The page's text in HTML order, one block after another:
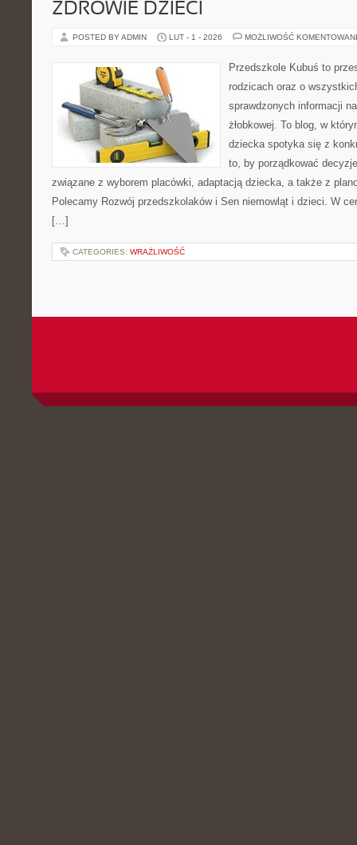
ZDROWIE DZIECI
POSTED BY ADMIN LUT - 1 - 2026 MOŻLIWOŚĆ
Przedszkole Kubuś to
rodzicach oraz o
sprawdzonych informacji
żłobkowej. To blog, w
dziecka spotyka się z
to, by porządkować
związane z wyborem placówki, adaptacją dziecka, a także z
Polecamy Rozwój przedszkolaków i Sen niemowląt i dzieci. W
[…]
CATEGORIES: WRAŻLIWOŚĆ